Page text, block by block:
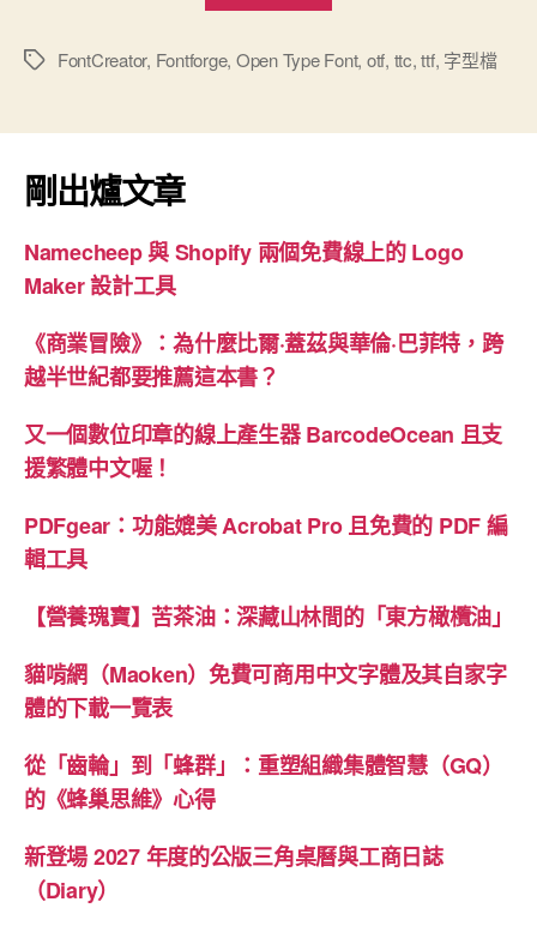
型
轉
標
FontCreator, Fontforge, Open Type Font, otf, ttc,ttf, 字型檔
剛出爐文章
Namecheep 與 Shopify 兩個免費線上的 Logo
Maker 設計工具
《商業冒險》：為什麼比爾·蓋茲與華倫·巴菲特，跨
越半世紀都要推薦這本書？
又一個數位印章的線上產生器 BarcodeOcean 且支
援繁體中文喔！
PDFgear：功能媲美 Acrobat Pro 且免費的 PDF 編
輯工具
【營養瑰寶】苦茶油：深藏山林間的「東方橄欖油」
貓啃網（Maoken）免費可商用中文字體及其自家字
體的下載一覽表
從「齒輪」到「蜂群」：重塑組織集體智慧（GQ）
的《蜂巢思維》心得
新登場 2027 年度的公版三角桌曆與工商日誌
（Diary）